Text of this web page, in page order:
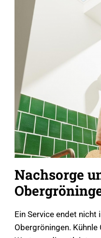
Nachsorge
Ein Service endet
Obergröningen.